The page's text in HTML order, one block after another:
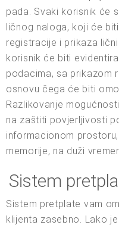
pada. Svaki korisnik će
ličnog naloga, koji će
registracije i prikaza
korisnik će biti
podacima, sa prikazom
osnovu čega će biti
Razlikovanje
na zaštiti povjerljivosti
informacionom
memorije, na duži
Sistem
Sistem pretplate vam
klijenta zasebno. Lako